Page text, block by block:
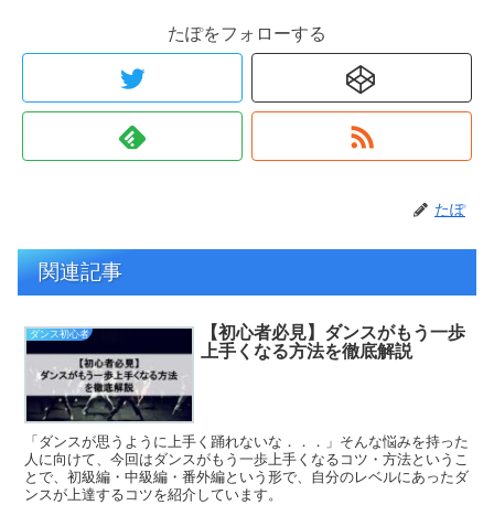
たぽをフォローする
たぽ
関連記事
ダンス初心者
【初心者必見】ダンスがもう一歩
上手くなる方法を徹底解説
「ダンスが思うように上手く踊れないな．．．」そんな悩みを持った
人に向けて、今回はダンスがもう一歩上手くなるコツ・方法というこ
とで、初級編・中級編・番外編という形で、自分のレベルにあったダ
ンスが上達するコツを紹介しています。